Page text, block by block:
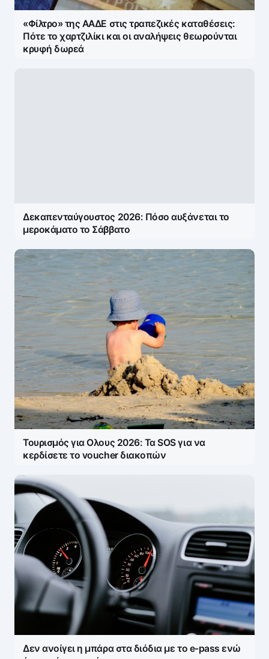
Save my name and e-mail in this browser for the
next time I comment.
«Φίλτρο» της ΑΑΔΕ στις τραπεζικές καταθέσεις:
Πότε το χαρτζιλίκι και οι αναλήψεις θεωρούνται
κρυφή δωρεά
μεροκάματο το Σάββατο
κερδίσετε το voucher διακοπών